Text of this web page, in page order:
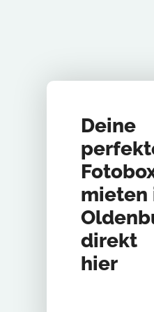
Deine
mieten
direkt
hier